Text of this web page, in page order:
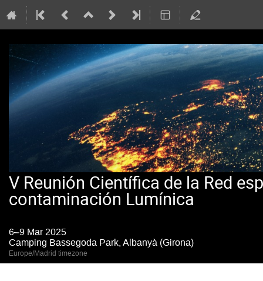
V Reunión Científica de la Red
contaminación Lumínica
6–9 Mar 2025
Camping Bassegoda Park, Albanyà (Girona)
Europe/Madrid timezone